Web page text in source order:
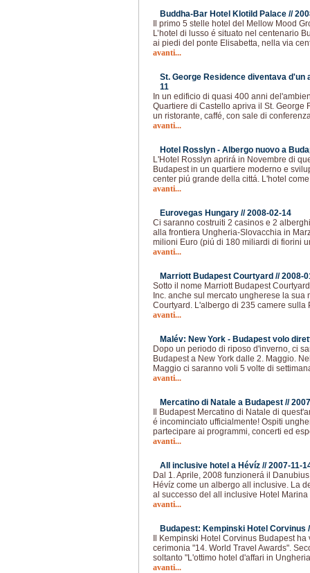
Buddha-Bar Hotel Klotild Palace //
Il primo 5 stelle hotel del Mellow Mood
L’hotel di lusso é situato nel centenario
ai piedi del ponte Elisabetta, nella via
avanti...
St. George Residence diventava d'un
11
In un edificio di quasi 400 anni
Quartiere di Castello apriva il St. George
un ristorante, caffé, con sale di
avanti...
Hotel Rosslyn - Albergo nuovo a
L'Hotel Rosslyn aprirá in Novembre di
Budapest in un quartiere moderno e
center piú grande della cittá. L'hotel
avanti...
Eurovegas Hungary //2008-02-14
Ci saranno costruiti 2 casinos e 2
alla frontiera Ungheria-Slovacchia in
milioni Euro (piú di 180 miliardi di fiorini
avanti...
Marriott Budapest Courtyard //2008-
Sotto il nome Marriott Budapest
Inc. anche sul mercato ungherese la sua
Courtyard. L'albergo di 235 camere sulla
avanti...
Malév: New York - Budapest volo
Dopo un periodo di riposo d'inverno, ci
Budapest a New York dalle 2. Maggio.
Maggio ci saranno voli 5 volte di
avanti...
Mercatino di Natale a Budapest //
Il Budapest Mercatino di Natale di
é incominciato ufficialmente! Ospiti
partecipare ai programmi, concerti ed
avanti...
All inclusive hotel a Hévíz //2007-11-
Dal 1. Aprile, 2008 funzionerá il
Hévíz come un albergo all inclusive. La
al successo del all inclusive Hotel Marina
avanti...
Budapest: Kempinski Hotel Corvinus
Il Kempinski Hotel Corvinus Budapest
cerimonia "14. World Travel Awards".
soltanto "L'ottimo hotel d'affari in
avanti...